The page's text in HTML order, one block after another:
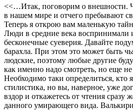
<<…Итак, поговорим о внешности.
в нашем мире и отчего пребывают
Теперь я открою вам маленькую
Люди в средние века воспринимали
бесконечные суеверия. Давайте
барахла. При этом это может быть
людские, поэтому любые другие
как именно надо смотреть, но еще не
Необходимо таки определиться,
стилистика, но вы, наверное, уже
вздор и откажетесь от чтения
данного умирающего вида.